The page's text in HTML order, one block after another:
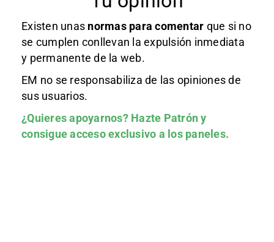
Existen unas normas para comentar que si no
se cumplen conllevan la expulsión inmediata
y permanente de la web.
EM no se responsabiliza de las opiniones de
sus usuarios.
¿Quieres apoyarnos? Hazte Patróny
consigue acceso exclusivo a los paneles.